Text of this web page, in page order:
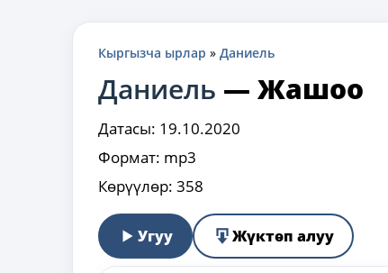
Кыргызча ырлар » Даниель
Даниель — Жашоо
Датасы: 19.10.2020
Формат: mp3
Көрүүлөр: 358
Угуу Жүктөп алуу